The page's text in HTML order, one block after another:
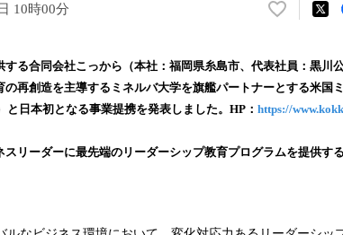
10時00分
い
！
数
を
み
で
る合同会社こっから（本社：福岡県糸島市、代表社員：黒川
再創造を主導するミネルバ大学を旗艦パートナーとする米国
と日本初となる事業提携を発表しました。HP： https://
リーダーに最先端のリーダーシップ教育プログラムを提供す